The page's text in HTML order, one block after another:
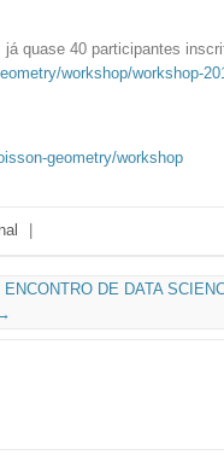
quase 40 participantes
workshop/workshop-
geometry/workshop
|
ENCONTRO DE DATA